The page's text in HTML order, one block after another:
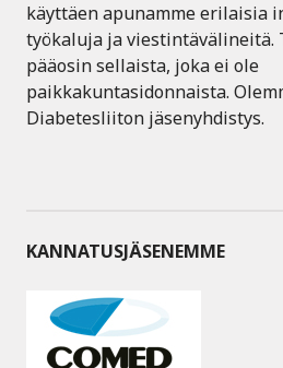
käyttäen apunamme erilaisia
työkaluja ja viestintävälineitä.
pääosin sellaista, joka ei ole
paikkakuntasidonnaista.
Diabetesliiton jäsenyhdistys.
KANNATUSJÄSENEMME